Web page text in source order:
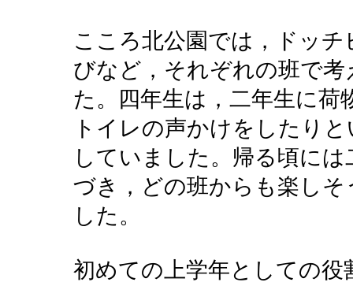
こころ北公園では，ドッ
びなど，それぞれの班で
た。四年生は，二年生に荷
トイレの声かけをしたり
していました。帰る頃に
づき，どの班からも楽し
した。
初めての上学年としての